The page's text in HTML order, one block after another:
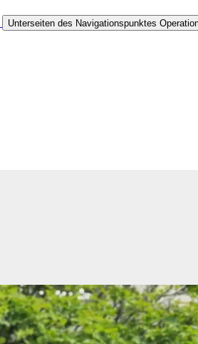
Unterseiten des Navigationspunktes